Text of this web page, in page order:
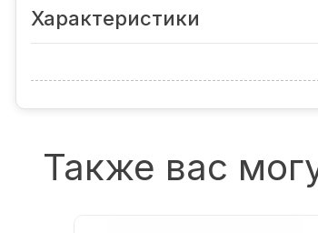
Характеристики
Также вас